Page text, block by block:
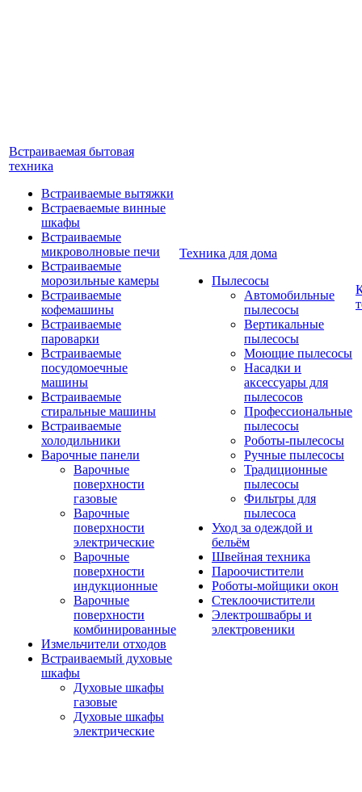
Встраиваемая бытовая
техника
Встраиваемые вытяжки
Встраеваемые винные
шкафы
Встраиваемые
микроволновые печи
Встраиваемые
морозильные камеры
Встраиваемые
кофемашины
Встраиваемые
пароварки
Встраиваемые
посудомоечные
машины
Встраиваемые
стиральные машины
Встраиваемые
холодильники
Варочные панели
Варочные
поверхности
газовые
Варочные
поверхности
электрические
Варочные
поверхности
индукционные
Варочные
поверхности
комбинированные
Измельчители отходов
Встраиваемый духовые
шкафы
Духовые шкафы
газовые
Духовые шкафы
электрические
Техника для дома
Пылесосы
Автомобильные
пылесосы
Вертикальные
пылесосы
Моющие пылесосы
Насадки и
аксессуары для
пылесосов
Профессиональные
пылесосы
Роботы-пылесосы
Ручные пылесосы
Традиционные
пылесосы
Фильтры для
пылесоса
Уход за одеждой и
бельём
Швейная техника
Пароочистители
Роботы-мойщики окон
Стеклоочистители
Электрошвабры и
электровеники